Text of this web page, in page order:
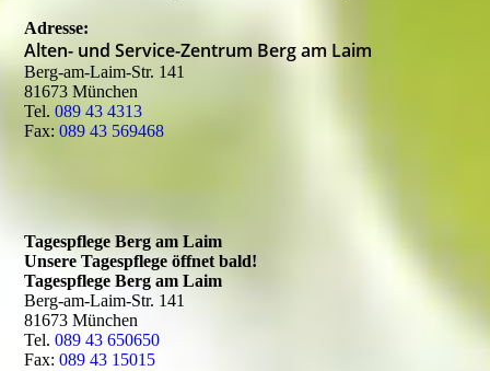
Adresse:
Alten- und Service-Zentrum Berg am Laim
Berg-am-Laim-Str. 141
81673 München
Tel.089 43 4313
Fax:089 43 569468
Tagespflege Berg am Laim
Unsere Tagespflege öffnet bald!
Tagespflege Berg am Laim
Berg-am-Laim-Str. 141
81673 München
Tel.089 43 650650
Fax:089 43 15015